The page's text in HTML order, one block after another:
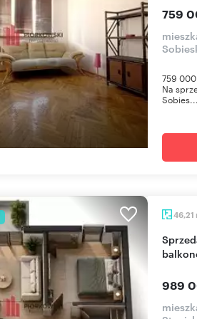
759
759
Na
46,21
Sprzedam 2-pokojowe mieszkanie 46 m² z
989